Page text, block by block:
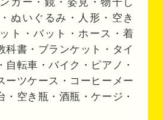
ぬいぐるみ・人形・空き
ト・バット・ホース・着
科書・ブランケット・タイ
自転車・バイク・ピアノ・
ーツケース・コーヒーメー
・空き瓶・酒瓶・ケージ・